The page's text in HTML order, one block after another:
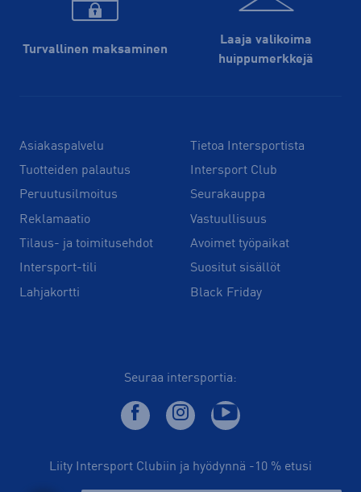
Turvallinen maksaminen
Laaja valikoima
huippu­merkkejä
Asiakaspalvelu
Tuotteiden palautus
Peruutusilmoitus
Reklamaatio
Tilaus- ja toimitusehdot
Intersport-tili
Lahjakortti
Tietoa Intersportista
Intersport Club
Seurakauppa
Vastuullisuus
Avoimet työpaikat
Suositut sisällöt
Black Friday
Seuraa intersportia:
Liity Intersport Clubiin ja hyödynnä -10 % etusi